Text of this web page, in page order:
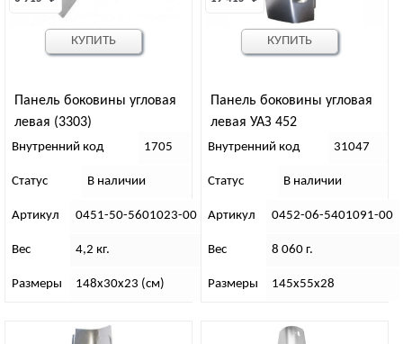
Панель боковины угловая
левая (3303)
Внутренний код 1705
Статус В наличии
Артикул 0451-50-5601023-00
Вес 4,2 кг.
Размеры 148х30х23 (см)
КУПИТЬ
Панель боковины угловая
левая УАЗ 452
Внутренний код 31047
Статус В наличии
Артикул 0452-06-5401091-00
Вес 8 060 г.
Размеры 145х55х28
КУПИТЬ